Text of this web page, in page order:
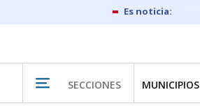
SECCIONES MUNICIPIOS